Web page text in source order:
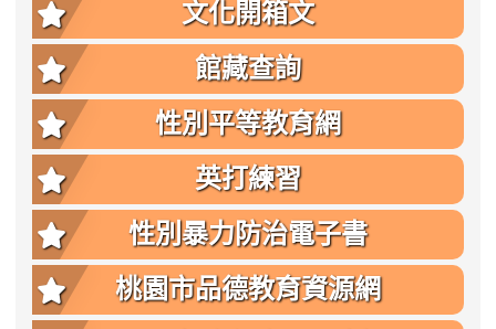
文化開箱文
館藏查詢
性別平等教育網
英打練習
性別暴力防治電子書
桃園市品德教育資源網